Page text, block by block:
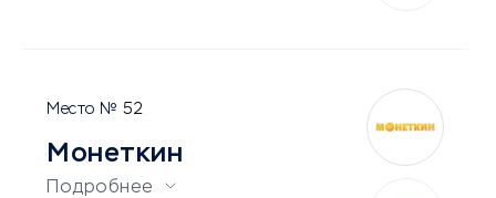
52
Монеткин
Подробнее